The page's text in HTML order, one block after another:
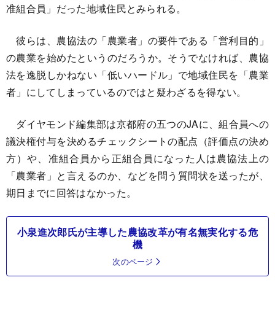
准組合員」だった地域住民とみられる。
彼らは、農協法の「農業者」の要件である「営利目的」
の農業を始めたというのだろうか。そうでなければ、農協
法を逸脱しかねない「低いハードル」で地域住民を「農業
者」にしてしまっているのではと疑わざるを得ない。
ダイヤモンド編集部は京都府の五つのJAに、組合員への
議決権付与を決めるチェックシートの配点（評価点の決め
方）や、准組合員から正組合員になった人は農協法上の
「農業者」と言えるのか、などを問う質問状を送ったが、
期日までに回答はなかった。
小泉進次郎氏が主導した農協改革が有名無実化する危
機
次のページ